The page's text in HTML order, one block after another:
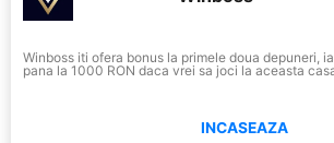
Winboss iti ofera bonus la primele doua depuneri,
pana la 1000 RON daca vrei sa joci la aceasta
INCASEAZA